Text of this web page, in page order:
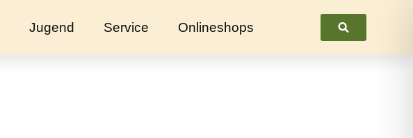
Jugend Service Onlineshops Suchen